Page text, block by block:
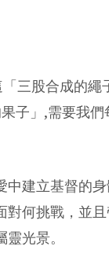
三股合成的繩
子」,需要我
建立基督的
何挑戰，並
光景。